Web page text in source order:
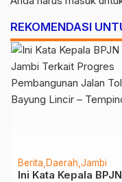
REKOMENDASI
Berita Daerah Jambi
Ini Kata Kepala BPJN